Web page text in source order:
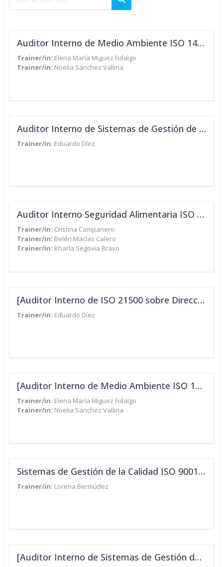
Kurse suchen
Auditor Interno de Medio Ambiente ISO 14001:2026 - IEP /CUA
Trainer/in: Elena María Miguez Fidalgo
Trainer/in: Noelia Sánchez Vallina
Auditor Interno de Sistemas de Gestión de la Energía (SGEn) según ISO 50001:2018 - IEP/CUA
Trainer/in: Eduardo Díez
Auditor Interno Seguridad Alimentaria ISO 22000:2018 - IEP/CUA
Trainer/in: Cristina Campanero
Trainer/in: Belén Macías Calero
Trainer/in: Kharla Segovia Bravo
[Auditor Interno de ISO 21500 sobre Dirección y Gestión de Proyectos]
Trainer/in: Eduardo Díez
[Auditor Interno de Medio Ambiente ISO 14001:2015 - IEP/CUA]
Trainer/in: Elena María Miguez Fidalgo
Trainer/in: Noelia Sánchez Vallina
Sistemas de Gestión de la Calidad ISO 9001:2015 IEP/CUA
Trainer/in: Lorena Bermúdez
[Auditor Interno de Sistemas de Gestión de Seguridad y Salud en el Trabajo ISO 45001 - IEP/CUA]